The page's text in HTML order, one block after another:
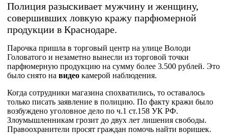
Полиция разыскивает мужчину и женщину,
совершивших ловкую кражу парфюмерной
продукции в Краснодаре.
Парочка пришла в торговый центр на улице Володи
Головатого и незаметно вынесли из торговой точки
парфюмерную продукцию на сумму более 3.500 рублей. Это
было снято на видео камерой наблюдения.
Когда сотрудники магазина спохватились, то оставалось
только писать заявление в полицию. По факту кражи было
возбуждено уголовное дело по ч.1 ст.158 УК РФ.
Злоумышленникам грозит до двух лет лишения свободы.
Правоохранители просят граждан помочь найти воришек.